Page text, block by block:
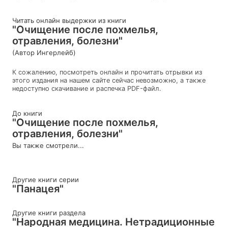
Читать онлайн выдержки из книги
"Очищение после похмелья,
отравления, болезни"
(Автор Ингерлейб)
К сожалению, посмотреть онлайн и прочитать отрывки из
этого издания на нашем сайте сейчас невозможно, а также
недоступно скачивание и распечка PDF-файл.
До книги
"Очищение после похмелья,
отравления, болезни"
Вы также смотрели...
Другие книги серии
"Панацея"
Другие книги раздела
"Народная медицина. Нетрадиционные